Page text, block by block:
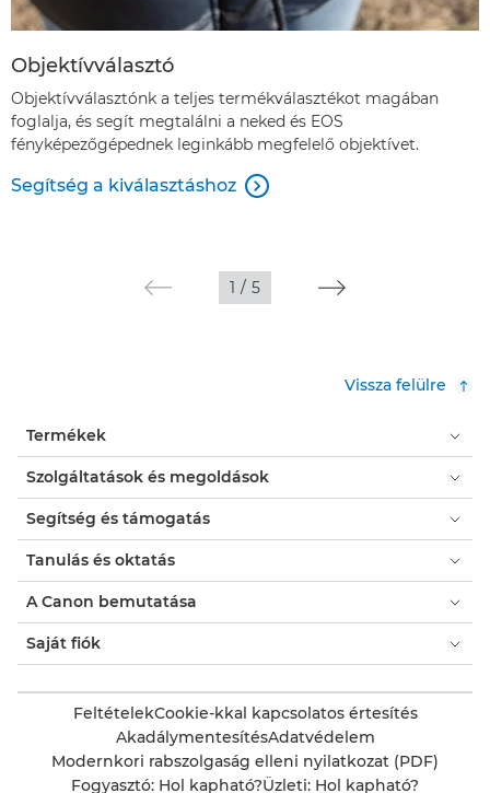
Objektívválasztó
Objektívválasztónk a teljes termékválasztékot magában
foglalja, és segít megtalálni a neked és EOS
fényképezőgépednek leginkább megfelelő objektívet.
Segítség a kiválasztáshoz 
1 / 5
Vissza felülre
Termékek
Szolgáltatások és megoldások
Segítség és támogatás
Tanulás és oktatás
A Canon bemutatása
Saját fiók
FeltételekCookie-kkal kapcsolatos értesítés
AkadálymentesítésAdatvédelem
Modernkori rabszolgaság elleni nyilatkozat (PDF)
Fogyasztó: Hol kapható?Üzleti: Hol kapható?